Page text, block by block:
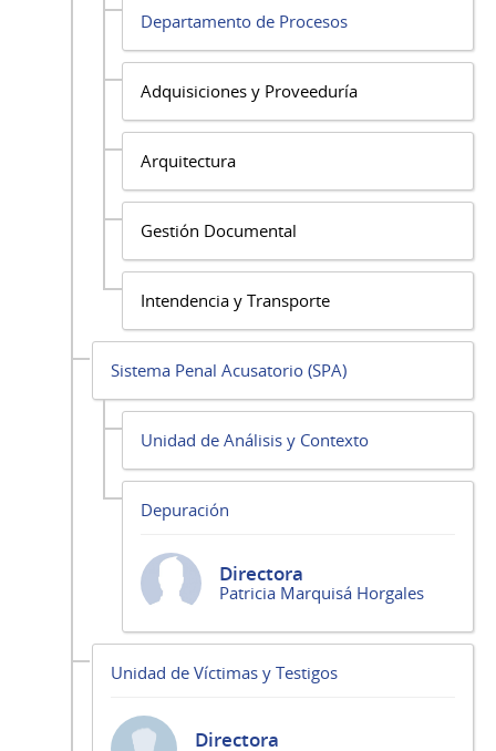
Departamento de Procesos
Adquisiciones y Proveeduría
Arquitectura
Gestión Documental
Intendencia y Transporte
Sistema Penal Acusatorio (SPA)
Unidad de Análisis y Contexto
Depuración
Directora
Patricia Marquisá Horgales
Unidad de Víctimas y Testigos
Directora